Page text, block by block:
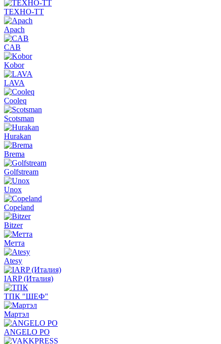
ТЕХНО-ТТ
Apach
CAB
Kobor
LAVA
Cooleq
Scotsman
Hurakan
Brema
Golfstream
Unox
Copeland
Bitzer
Метта
Atesy
IARP (Италия)
ТПК "ШЕФ"
Мартэл
ANGELO PO